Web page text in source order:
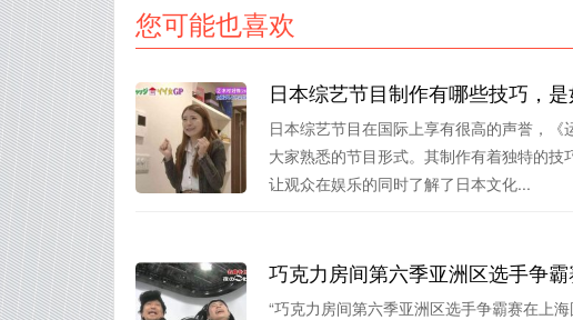
您可能也喜欢
日本综艺节目制作有哪些技巧，
日本综艺节目在国际上享有很高的声誉，
大家熟悉的节目形式。其制作有着独特的技
让观众在娱乐的同时了解了日本文化...
巧克力房间第六季亚洲区选手争
“巧克力房间第六季亚洲区选手争霸赛在上